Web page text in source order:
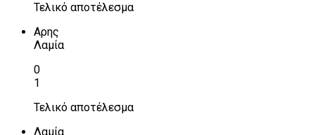
Τελικό αποτέλεσμα
Αρης
Λαμία
0
1
Τελικό αποτέλεσμα
Λαμία